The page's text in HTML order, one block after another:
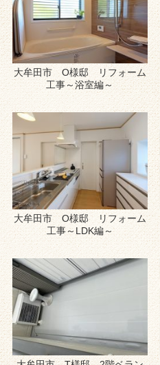
大牟田市 O様邸 リフォーム
工事～浴室編～
大牟田市 O様邸 リフォーム
工事～LDK編～